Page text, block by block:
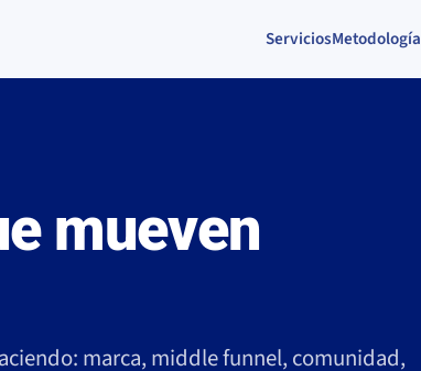
ServiciosMetodología
mueven
marca, middle funnel, comunidad,